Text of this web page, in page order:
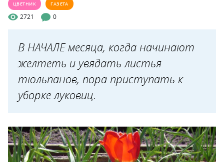
ЦВЕТНИК ГАЗЕТА
2721 0
В НАЧАЛЕ месяца, когда начинают
желтеть и увядать листья
тюльпанов, пора приступать к
уборке луковиц.